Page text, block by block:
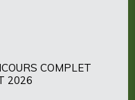
COMPLET
2026